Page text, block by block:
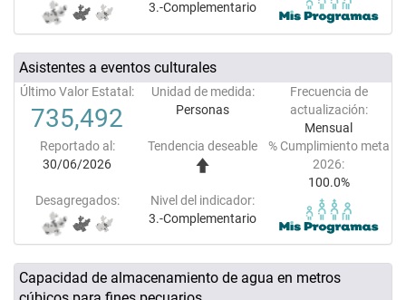
3.-Complementario
Asistentes a eventos culturales
Último Valor Estatal:
735,492
Unidad de medida:
Personas
Frecuencia de
actualización:
Mensual
Reportado al:
30/06/2026
Tendencia deseable
% Cumplimiento meta
2026:
100.0%
Desagregados:
Nivel del indicador:
3.-Complementario
Capacidad de almacenamiento de agua en metros